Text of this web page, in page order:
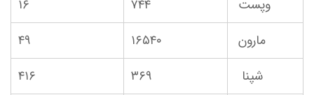
وپست
۷۴۴
۱۶
مارون
۱۶۵۴۰
۴۹
شپنا
۳۶۹
۴۱۶